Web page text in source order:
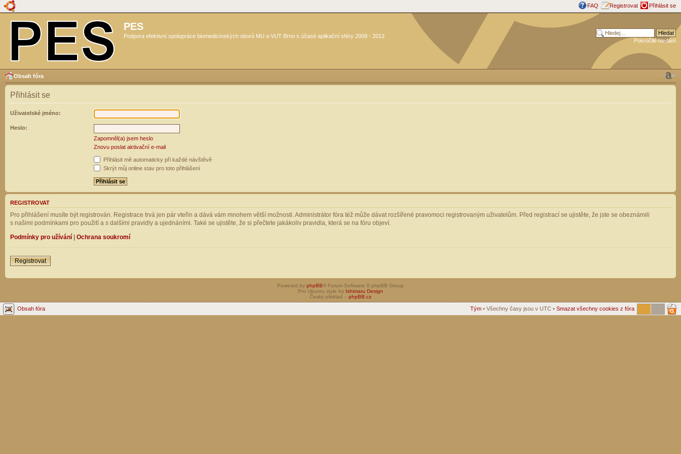
FAQ Registrovat Přihlásit se
PES
Podpora efektivní spolupráce biomedicínských oborů MU a VUT Brno s účastí aplikační sféry 2009 - 2012
Pokročilé hledání
Obsah fóra
Přihlásit se
Uživatelské jméno:
Heslo:
Zapomněl(a) jsem heslo
Znovu poslat aktivační e-mail
Přihlásit mě automaticky při každé návštěvě
Skrýt můj online stav pro toto přihlášení
REGISTROVAT
Pro přihlášení musíte být registrován. Registrace trvá jen pár vteřin a dává vám mnohem větší možnosti. Administrátor fóra též může dávat rozšířené pravomoci registrovaným uživatelům. Před registrací se ujistěte, že jste se obeznámili
s našimi podmínkami pro použití a s dalšími pravidly a ujednáními. Také se ujistěte, že si přečtete jakákoliv pravidla, která se na fóru objeví.
Podmínky pro užívání | Ochrana soukromí
Registrovat
Powered by phpBB® Forum Software © phpBB Group
Pro Ubuntu style by Ishimaru Design
Český překlad – phpBB.cz
Obsah fóra Tým • Všechny časy jsou v UTC • Smazat všechny cookies z fóra